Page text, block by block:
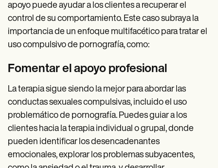
apoyo puede ayudar a los clientes a recuperar el
control de su comportamiento. Este caso subraya la
importancia de un enfoque multifacético para tratar el
uso compulsivo de pornografía, como:
Fomentar el apoyo profesional
La terapia sigue siendo la mejor para abordar las
conductas sexuales compulsivas, incluido el uso
problemático de pornografía. Puedes guiar a los
clientes hacia la terapia individual o grupal, donde
pueden identificar los desencadenantes
emocionales, explorar los problemas subyacentes,